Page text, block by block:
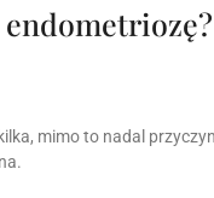
mimo to nadal